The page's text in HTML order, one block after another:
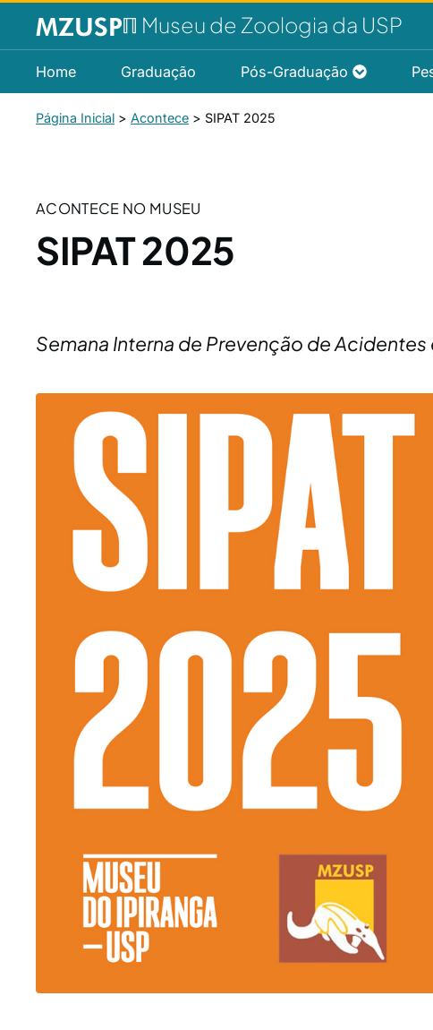
ℿ Museu de Zoologia da USP
Home Graduação Pós-Graduação
Página Inicial > Acontece > SIPAT 2025
ACONTECE NO MUSEU
SIPAT 2025
Semana Interna de Prevenção de Acidentes